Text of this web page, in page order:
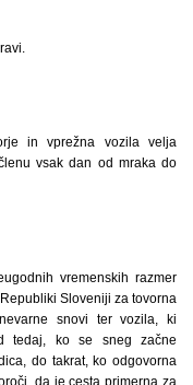
in vprežna vozila velja
vsak dan od mraka do
vremenskih razmer
Sloveniji za tovorna
snovi ter vozila, ki
tedaj, ko se sneg začne
do takrat, ko odgovorna
da je cesta primerna za